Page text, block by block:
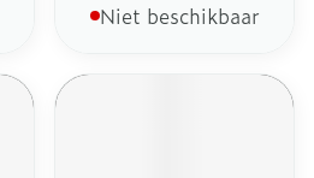
Niet beschikbaar